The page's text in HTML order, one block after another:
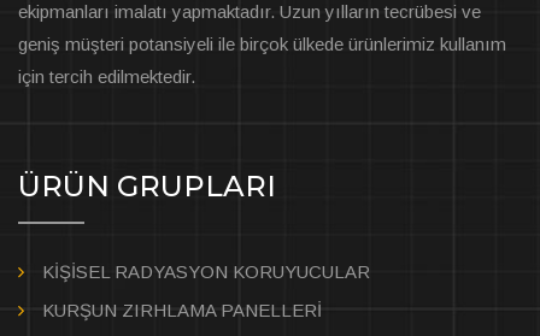
ekipmanları imalatı yapmaktadır. Uzun yılların tecrübesi ve
geniş müşteri potansiyeli ile birçok ülkede ürünlerimiz kullanım
için tercih edilmektedir.
ÜRÜN GRUPLARI
KİŞİSEL RADYASYON KORUYUCULAR
KURŞUN ZIRHLAMA PANELLERİ